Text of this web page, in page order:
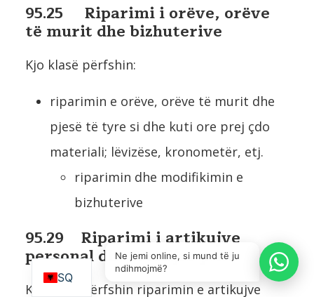
95.25 Riparimi i orëve, orëve
të murit dhe bizhuterive
Kjo klasë përfshin:
riparimin e orëve, orëve të murit dhe
pjesë të tyre si dhe kuti ore prej çdo
materiali; lëvizëse, kronometër, etj.
riparimin dhe modifikimin e
bizhuterive
95.29 Riparimi i artikujve
personal dhe familjar p.k.t
Kjo klasë përfshin riparimin e artikujve
SQ
EN
IT
Ne jemi online, si mund të ju
ndihmojmë?